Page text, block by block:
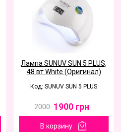
Лампа SUNUV SUN 5 PLUS,
48 вт White (Оригинал)
Код: SUNUV SUN 5 PLUS
2000 1900 грн
В корзину